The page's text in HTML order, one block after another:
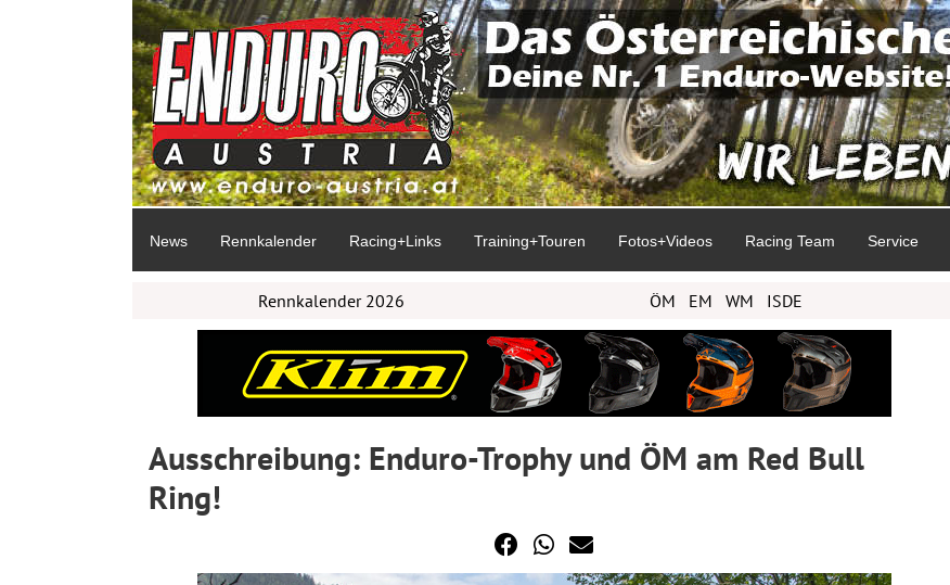
News Rennkalender Racing+Links Training+Touren Fotos+Videos Racing Team Service
Rennkalender 2026 ÖM EM WM ISDE
Ausschreibung: Enduro-Trophy und ÖM am Red Bull
Ring!